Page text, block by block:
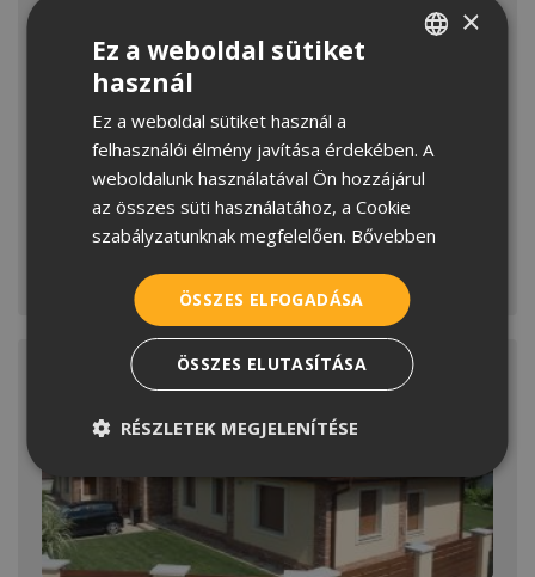
Lucfenyő, a KészTető lelke
A lucfenyő a faipar egyik leggyakrabban és
legsokoldalúbb módon használt fajtája. Rugalmas
és szívós, kiváló
MEGNÉZEM
SERBIAN
×
Ez a weboldal sütiket
használ
Ez a weboldal sütiket használ a
felhasználói élmény javítása érdekében. A
weboldalunk használatával Ön hozzájárul
az összes süti használatához, a Cookie
szabályzatunknak megfelelően. Bővebben
ÖSSZES ELFOGADÁSA
ÖSSZES ELUTASÍTÁSA
RÉSZLETEK MEGJELENÍTÉSE